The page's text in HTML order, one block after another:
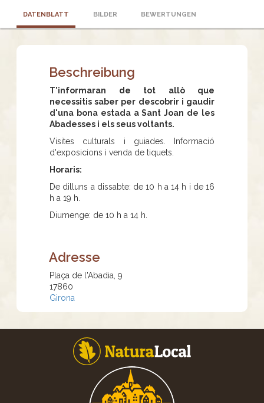
DATENBLATT BILDER BEWERTUNGEN
Beschreibung
T'informaran de tot allò que
necessitis saber per descobrir i gaudir
d'una bona estada a Sant Joan de les
Abadesses i els seus voltants.
Visites culturals i guiades. Informació
d'exposicions i venda de tiquets.
Horaris:
De dilluns a dissabte: de 10 h a 14 h i de 16
h a 19 h.
Diumenge: de 10 h a 14 h.
Adresse
Plaça de l'Abadia, 9
17860
Girona